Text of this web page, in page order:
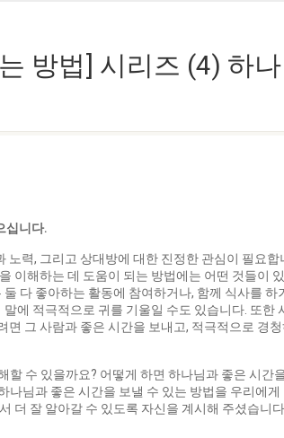
방법] 시리즈 (4) 하
십니다.
력, 그리고 상대방에 대한 진정한 관심이 필요
이해하는 데 도움이 되는 방법에는 어떤 것들이
다 좋아하는 활동에 참여하거나, 함께 식사를 하
에 적극적으로 귀를 기울일 수도 있습니다. 또한
그 사람과 좋은 시간을 보내고, 적극적으로 경
수 있을까요? 어떻게 하면 하나님과 좋은 시간
님과 좋은 시간을 보낼 수 있는 방법을 우리에
더 잘 알아갈 수 있도록 자신을 계시해 주셨습니